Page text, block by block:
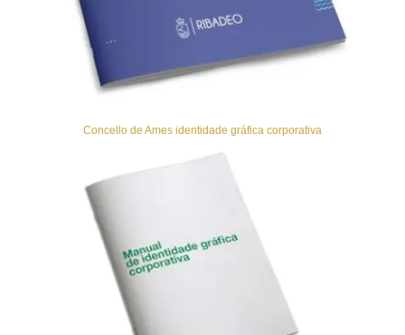
Concello de Ames identidade gráfica corporativa